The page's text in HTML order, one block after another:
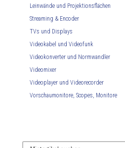
Leinwände und Projektionsflächen
Streaming & Encoder
TVs und Displays
Videokabel und Videofunk
Videokonverter und Normwandler
Videomixer
Videoplayer und Videorecorder
Vorschaumonitore, Scopes, Monitore